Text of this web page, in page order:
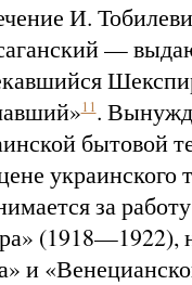
И.
—
11.
бытовой
украинского
за
и